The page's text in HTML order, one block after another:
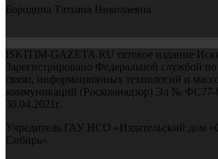
Бородина Татьяна Николаевна
ISKITIM-GAZETA.RU сетевое издание
Зарегистрировано Федеральной службой по
связи, информационных технологий и
коммуникаций (Роскомнадзор) Эл № ФС77-
30.04.2021г.
Учредитель ГАУ НСО «Издательский дом
Сибирь»